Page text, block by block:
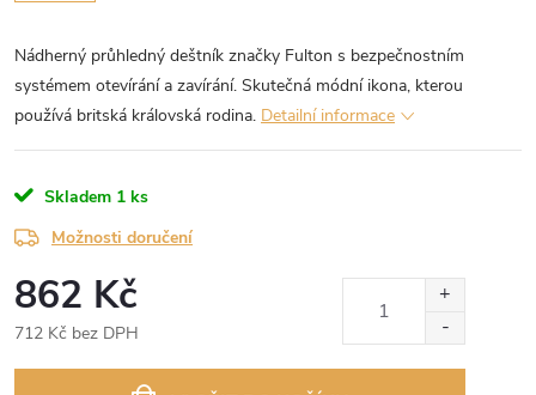
Nádherný průhledný deštník značky Fulton s bezpečnostním
systémem otevírání a zavírání. Skutečná módní ikona, kterou
používá britská královská rodina. Detailní informace
Skladem 1 ks
Možnosti doručení
862 Kč
712 Kč bez DPH